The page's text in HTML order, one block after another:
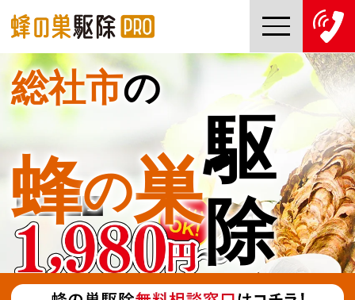
TOP
蜂の巣駆除PROについて
蜂の巣駆除ご依頼の流れ
対応エリア一覧
総社市の
蜂の巣
駆
除